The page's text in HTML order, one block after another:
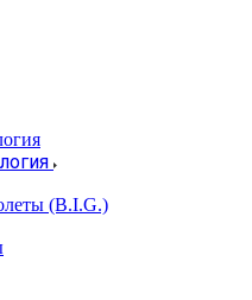
(B.I.G.)